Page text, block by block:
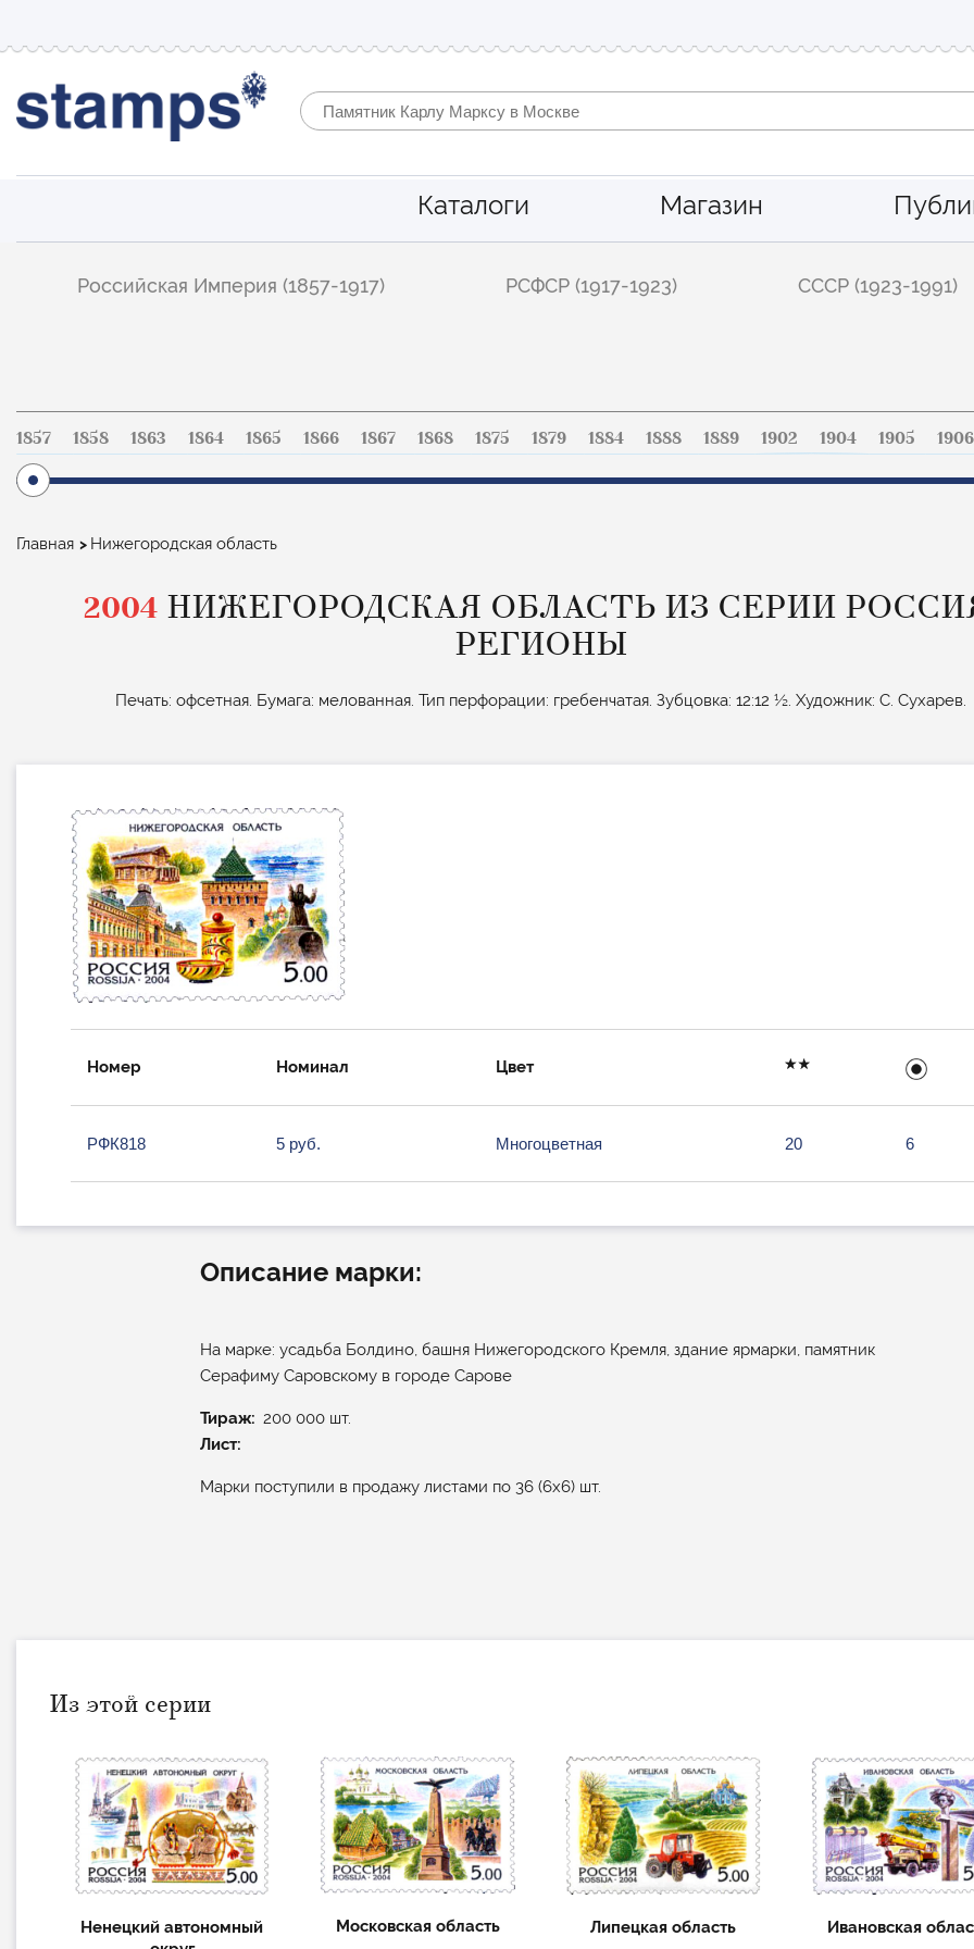
Каталоги Магазин
Российская Империя (1857-1917) РСФСР (1917-1923) СССР (1923-1991)
1857 1858 1863 1864 1865 1866 1867 1868 1875 1879 1884 1888 1889 1902 1904 1905 1906
Строка
Главная Нижегородская область
2004НИЖЕГОРОДСКАЯ ОБЛАСТЬ ИЗ СЕРИИ
РЕГИОНЫ
Печать: офсетная. Бумага: мелованная. Тип перфорации: гребенчатая. Зубцовка: 12:12 ½. Художник: С. Сухарев.
Номер Номинал Цвет
РФК818 5 руб. Многоцветная 20 6
Описание марки:
На марке: усадьба Болдино, башня Нижегородского Кремля, здание ярмарки, памятник
Серафиму Саровскому в городе Сарове
Тираж
200 000 шт.
Лист:
Марки поступили в продажу листами по 36 (6х6) шт.
Из этой серии
Ненецкий автономный
Московская область
Липецкая область
Ивановская